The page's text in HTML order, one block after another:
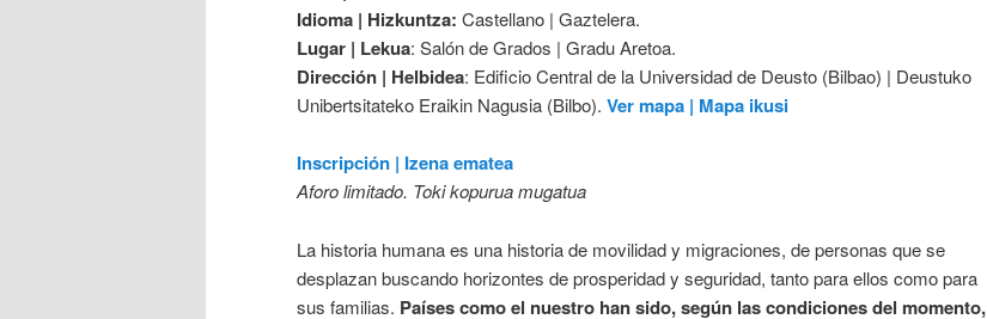
Idioma | Hizkuntza: Castellano | Gaztelera.
Lugar | Lekua: Salón de Grados | Gradu Aretoa.
Dirección | Helbidea: Edificio Central de la Universidad de Deusto (Bilbao) | Deustuko
Unibertsitateko Eraikin Nagusia (Bilbo). Ver mapa | Mapa ikusi
Inscripción | Izena ematea
Aforo limitado. Toki kopurua mugatua
La historia humana es una historia de movilidad y migraciones, de personas que se
desplazan buscando horizontes de prosperidad y seguridad, tanto para ellos como para
sus familias. Países como el nuestro han sido, según las condiciones del momento,